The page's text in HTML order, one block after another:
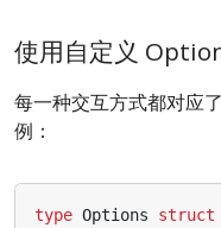
使用自定义
每一种交互方式都对应
例：
type Options struct